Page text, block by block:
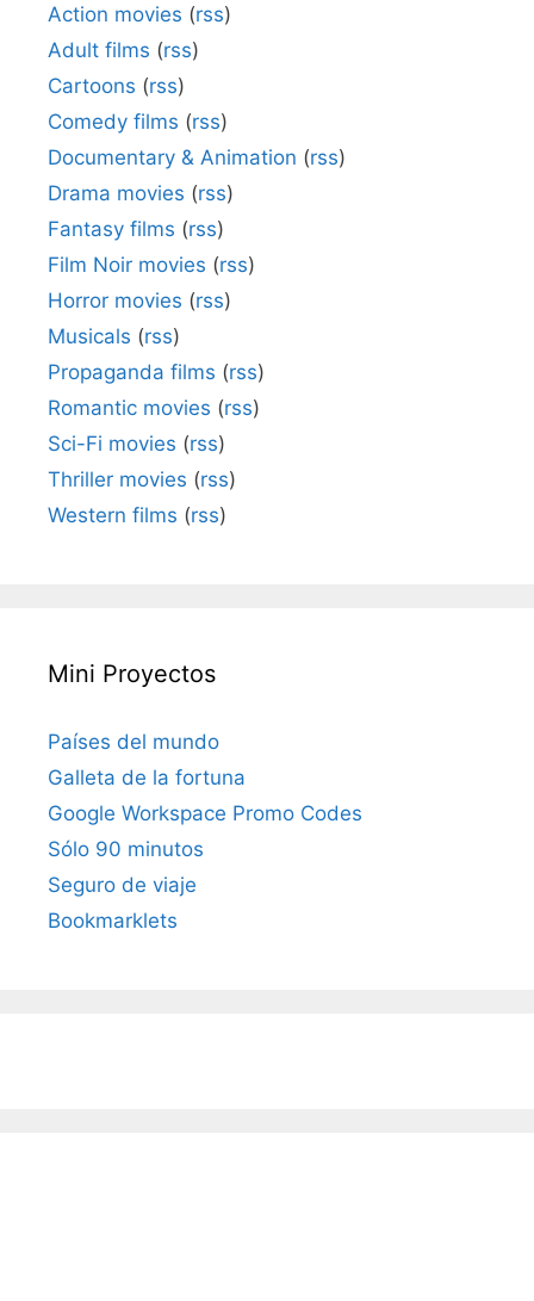
Action movies (rss)
Adult films (rss)
Cartoons (rss)
Comedy films (rss)
Documentary & Animation (rss)
Drama movies (rss)
Fantasy films (rss)
Film Noir movies (rss)
Horror movies (rss)
Musicals (rss)
Propaganda films (rss)
Romantic movies (rss)
Sci-Fi movies (rss)
Thriller movies (rss)
Western films (rss)
Mini Proyectos
Países del mundo
Galleta de la fortuna
Google Workspace Promo Codes
Sólo 90 minutos
Seguro de viaje
Bookmarklets